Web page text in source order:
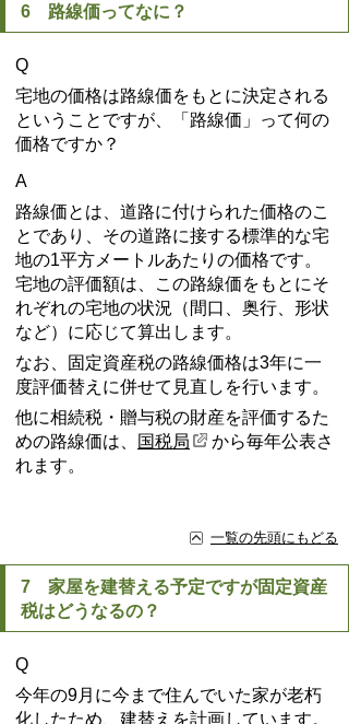
6 路線価ってなに？
Q
宅地の価格は路線価をもとに決定される
ということですが、「路線価」って何の
価格ですか？
A
路線価とは、道路に付けられた価格のこ
とであり、その道路に接する標準的な宅
地の1平方メートルあたりの価格です。
宅地の評価額は、この路線価をもとにそ
れぞれの宅地の状況（間口、奥行、形状
など）に応じて算出します。
なお、固定資産税の路線価格は3年に一
度評価替えに併せて見直しを行います。
他に相続税・贈与税の財産を評価するた
めの路線価は、
国税局
から毎年公表さ
れます。
一覧の先頭にもどる
7 家屋を建替える予定ですが固定資産
税はどうなるの？
Q
今年の9月に今まで住んでいた家が老朽
化したため、建替えを計画しています。